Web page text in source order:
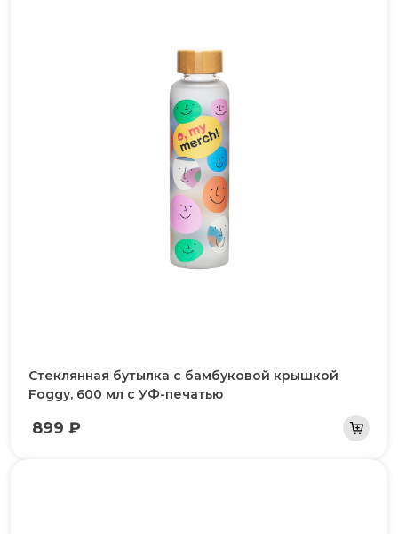
Стеклянная бутылка с бамбуковой крышкой
Foggy, 600 мл с УФ-печатью
899 ₽